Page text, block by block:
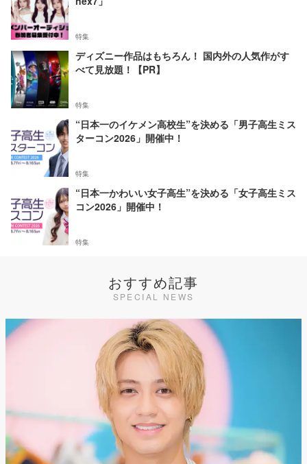
特集
ディズニー作品はもちろん！ 国内外の人気作がす
べて見放題！【PR】
特集
“日本一のイケメン高校生”を決める「男子高生ミス
ターコン2026」開催中！
特集
“日本一かわいい女子高生”を決める「女子高生ミス
コン2026」開催中！
特集
おすすめ記事
SPECIAL NEWS